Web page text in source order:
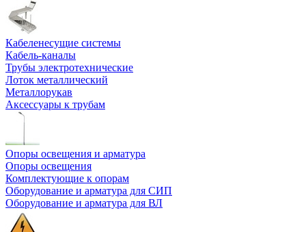
Кабеленесущие системы
Кабель-каналы
Трубы электротехнические
Лоток металлический
Металлорукав
Аксессуары к трубам
Опоры освещения и арматура
Опоры освещения
Комплектующие к опорам
Оборудование и арматура для СИП
Оборудование и арматура для ВЛ